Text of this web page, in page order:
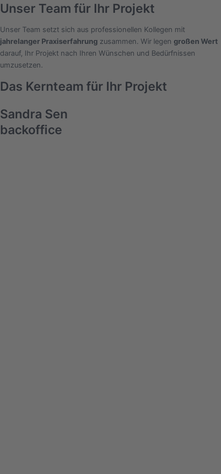
Unser Team für Ihr Projekt
Unser Team setzt sich aus professionellen Kollegen mit
jahrelanger Praxiserfahrung zusammen. Wir legen großen Wert
darauf, Ihr Projekt nach Ihren Wünschen und Bedürfnissen
umzusetzen.
Das Kernteam für Ihr Projekt
Sandra Sen
backoffice